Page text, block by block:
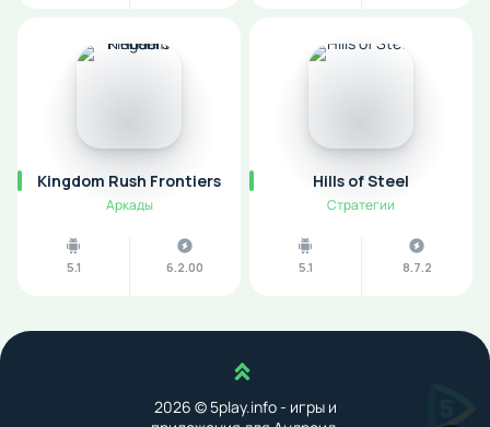
Kingdom Rush Frontiers
Аркады
5.1 6.2.00
Hills of Steel
Стратегии
5.1 8.7.2
Наверх
2026 © 5play.info - игры и